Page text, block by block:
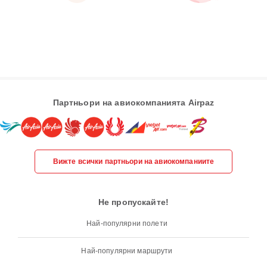
Партньори на авиокомпанията Airpaz
Вижте всички партньори на авиокомпаниите
Не пропускайте!
Най-популярни полети
Най-популярни маршрути